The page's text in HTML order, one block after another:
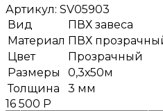
Артикул: SV05903
Вид
ПВХ завеса
Материал ПВХ
Цвет
Прозрачный
Размеры
0,3х50м
Толщина
3 мм
16 500 Р